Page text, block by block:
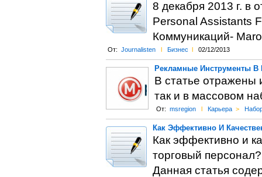
8 декабря 2013 г. в
Personal Assistants
Коммуникаций-
От: Journalisten l Бизнес l 02/12/2013
Рекламные Инструменты В
В статье отражены
так и в массовом
От: msregion l Карьера >
Как Эффективно И
Как эффективно и
торговый
Данная статья